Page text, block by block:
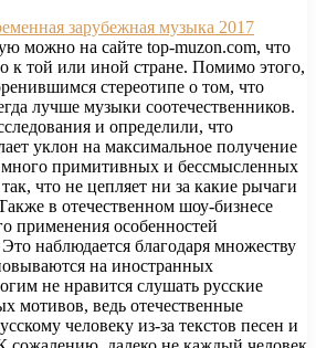
зарубежная музыка 2017
можно на сайте top-muzon.com, что
к той или иной стране. Помимо этого,
стереотипе о том, что
лучше музыки соотечественников.
и определили, что
уклон на максимальное получение
примитивных и бессмысленных
что не цепляет ни за какие рычаги
в отечественном шоу-бизнесе
применения особенностей
наблюдается благодаря множеству
на иностранных
не нравится слушать русские
мотивов, ведь отечественные
человеку из-за текстов песен и